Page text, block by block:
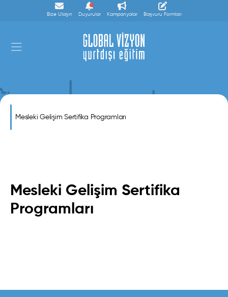
Bize Ulaşın Duyurular Kampanyalar Başvuru Formları
Mesleki Gelişim Sertifika
Mesleki Gelişim Sertifika Programları
Mesleki Gelişim Sertifika
Programları